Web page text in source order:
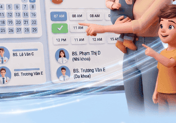
xác thành phần dược liệu sẽ giúp cho tác
đi tán nhuyễn và pha cùng lượng nước
rồi lọc lấy được sau đó dùng nước
thấu đều vào dược liệu. Dược liệu sau
thuận lợi khi cần dùng. Sau đây là một
sách y học cổ: